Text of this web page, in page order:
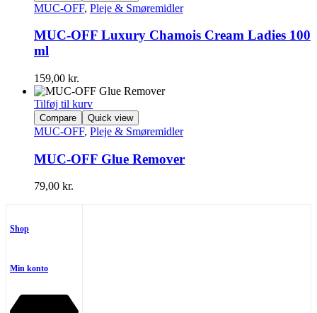
MUC-OFF, Pleje & Smøremidler
MUC-OFF Luxury Chamois Cream Ladies 100
ml
159,00 kr.
Tilføj til kurv
Compare Quick view
MUC-OFF, Pleje & Smøremidler
MUC-OFF Glue Remover
79,00 kr.
Shop
Min konto